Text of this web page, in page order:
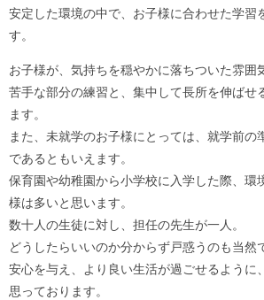
安定した環境の中で、お子様に合わせた学習
す。
お子様が、気持ちを穏やかに落ちついた雰囲
苦手な部分の練習と、集中して長所を伸ばせ
ます。
また、未就学のお子様にとっては、就学前の
であるともいえます。
保育園や幼稚園から小学校に入学した際、環
様は多いと思います。
数十人の生徒に対し、担任の先生が一人。
どうしたらいいのか分からず戸惑うのも当然
安心を与え、より良い生活が過ごせるように
思っております。